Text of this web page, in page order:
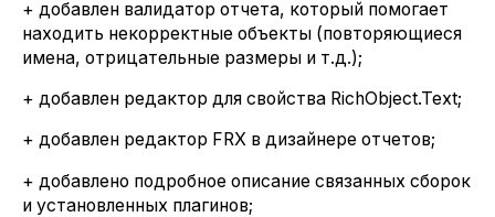
+ добавлен валидатор отчета, который помогает
находить некорректные объекты (повторяющиеся
имена, отрицательные размеры и т.д.);
+ добавлен редактор для свойства RichObject.Text;
+ добавлен редактор FRX в дизайнере отчетов;
+ добавлено подробное описание связанных сборок
и установленных плагинов;